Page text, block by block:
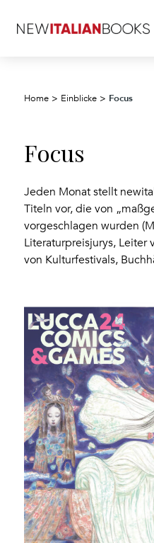
Home > Einblicke > Focus
Focus
Jeden Monat stellt
Titeln vor, die von
vorgeschlagen wurden
Literaturpreisjurys, Leiter
von Kulturfestivals,